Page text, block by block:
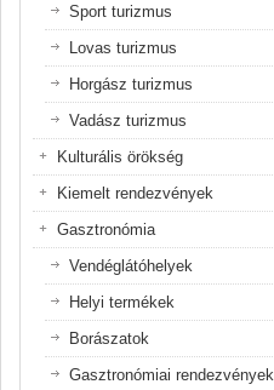
Sport turizmus
Lovas turizmus
Horgász turizmus
Vadász turizmus
Kulturális örökség
Kiemelt rendezvények
Gasztronómia
Vendéglátóhelyek
Helyi termékek
Borászatok
Gasztronómiai rendezvények